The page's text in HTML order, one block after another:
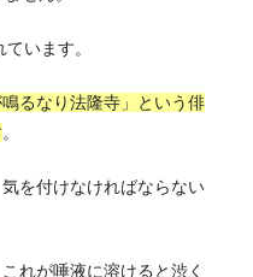
います。
るなり法隆寺」という俳
。
を付けなければならない
れが唾液に溶けると渋く